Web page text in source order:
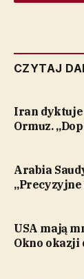
CZYTAJ
Iran dyktuje
Ormuz.
Arabia
USA mają
Okno okazji